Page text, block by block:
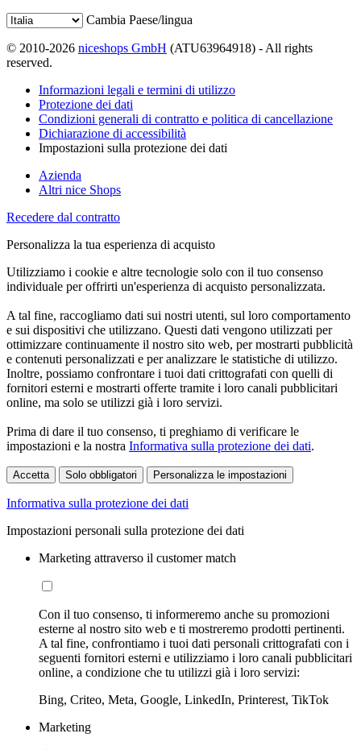
Cambia Paese/lingua
© 2010-2026 niceshops GmbH (ATU63964918) - All rights
reserved.
Informazioni legali e termini di utilizzo
Protezione dei dati
Condizioni generali di contratto e politica di cancellazione
Dichiarazione di accessibilità
Impostazioni sulla protezione dei dati
Azienda
Altri nice Shops
Recedere dal contratto
Personalizza la tua esperienza di acquisto
Utilizziamo i cookie e altre tecnologie solo con il tuo consenso
individuale per offrirti un'esperienza di acquisto personalizzata.
A tal fine, raccogliamo dati sui nostri utenti, sul loro comportamento
e sui dispositivi che utilizzano. Questi dati vengono utilizzati per
ottimizzare continuamente il nostro sito web, per mostrarti pubblicità
e contenuti personalizzati e per analizzare le statistiche di utilizzo.
Inoltre, possiamo confrontare i tuoi dati crittografati con quelli di
fornitori esterni e mostrarti offerte tramite i loro canali pubblicitari
online, ma solo se utilizzi già i loro servizi.
Prima di dare il tuo consenso, ti preghiamo di verificare le
impostazioni e la nostra Informativa sulla protezione dei dati.
Accetta Solo obbligatori Personalizza le impostazioni
Informativa sulla protezione dei dati
Impostazioni personali sulla protezione dei dati
Marketing attraverso il customer match
Con il tuo consenso, ti informeremo anche su promozioni
esterne al nostro sito web e ti mostreremo prodotti pertinenti.
A tal fine, confrontiamo i tuoi dati personali crittografati con i
seguenti fornitori esterni e utilizziamo i loro canali pubblicitari
online, a condizione che tu utilizzi già i loro servizi:
Bing, Criteo, Meta, Google, LinkedIn, Printerest, TikTok
Marketing